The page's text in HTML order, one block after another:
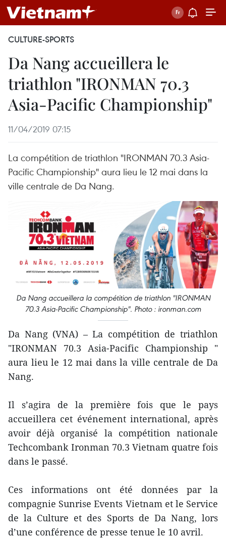
CULTURE-SPORTS
Da Nang accueillera le
triathlon "IRONMAN 70.3
Asia-Pacific Championship"
11/04/2019 07:15
La compétition de triathlon "IRONMAN 70.3 Asia-
Pacific Championship" aura lieu le 12 mai dans la
ville centrale de Da Nang.
Da Nang accueillera la compétition de triathlon "IRONMAN
70.3 Asia-Pacific Championship". Photo : ironman.com
Da Nang (VNA) – La compétition de triathlon
"IRONMAN 70.3 Asia-Pacific Championship "
aura lieu le 12 mai dans la ville centrale de Da
Nang.
Il s’agira de la première fois que le pays
accueillera cet événement international, après
avoir déjà organisé la compétition nationale
Techcombank Ironman 70.3 Vietnam quatre fois
dans le passé.
Ces informations ont été données par la
compagnie Sunrise Events Vietnam et le Service
de la Culture et des Sports de Da Nang, lors
d’une conférence de presse tenue le 10 avril.